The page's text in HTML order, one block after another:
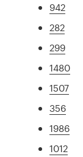
942
282
299
1480
1507
356
1986
1012